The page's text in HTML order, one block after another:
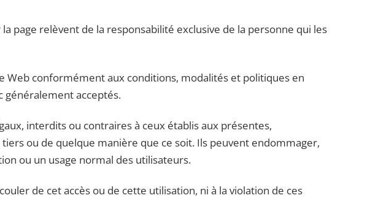
page relèvent de la responsabilité exclusive de la personne qui les
Web conformément aux conditions, modalités et politiques en
généralement acceptés.
interdits ou contraires à ceux établis aux présentes,
ou de quelque manière que ce soit. Ils peuvent endommager,
ou un usage normal des utilisateurs.
de cet accès ou de cette utilisation, ni à la violation de ces